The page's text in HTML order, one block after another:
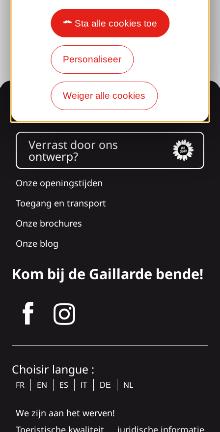
Sta alle cookies toe
Personaliseer
Weiger alle cookies
Fotobibliotheek
Informatie
Verrast door ons
ontwerp?
Onze openingstijden
Toegang en transport
Onze brochures
Onze blog
Kom bij de Gaillarde bende!
Choisir langue :
FR EN ES IT DE NL
We zijn aan het werven!
Toeristische kwaliteit
juridische informatie